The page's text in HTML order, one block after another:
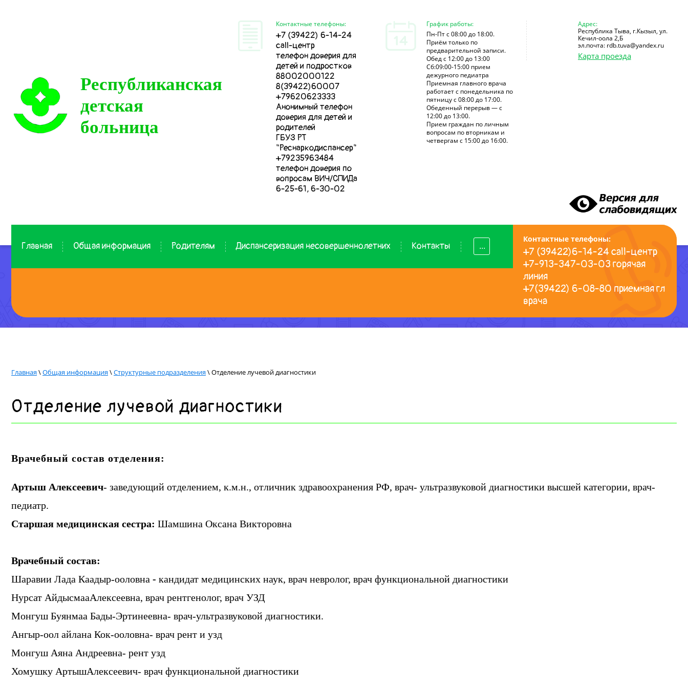
Республиканская
детская
больница
Контактные телефоны:
+7 (39422) 6-14-24
call-центр
телефон доверия для
детей и подростков
88002000122
8(39422)60007
+79620623333
Анонимный телефон
доверия для детей и
родителей
ГБУЗ РТ
"Реснаркодиспансер"
+79235963484
телефон доверия по
вопросам ВИЧ/СПИДа
6-25-61, 6-30-02
График работы:
Пн-Пт с 08:00 до 18:00.
Приём только по
предварительной записи.
Обед с 12:00 до 13:00
Сб:09:00-15:00 прием
дежурного педиатра
Приемная главного врача
работает с понедельника по
пятницу с 08:00 до 17:00.
Обеденный перерыв — с
12:00 до 13:00.
Прием граждан по личным
вопросам по вторникам и
четвергам с 15:00 до 16:00.
Адрес:
Республика Тыва, г.Кызыл, ул.
Кечил-оола 2,Б
эл.почта: rdb.tuva@yandex.ru
Карта проезда
Главная Общая информация Родителям Диспансеризация несовершеннолетних Контакты ...
Контактные телефоны:
+7 (39422)6-14-24 call-центр
+7-913-347-03-03 горячая
линия
+7(39422) 6-08-80 приемная гл
врача
Главная\Общая информация\Структурные подразделения\ Отделение лучевой диагностики
Отделение лучевой диагностики
Врачебный состав отделения:
Артыш Алексеевич- заведующий отделением, к.м.н., отличник здравоохранения РФ, врач- ультразвуковой диагностики высшей категории, врач-
педиатр.
Старшая медицинская сестра: Шамшина Оксана Викторовна
Врачебный состав:
Шаравии Лада Каадыр-ооловна - кандидат медицинских наук, врач невролог, врач функциональной диагностики
Нурсат АйдысмааАлексеевна, врач рентгенолог, врач УЗД
Монгуш Буянмаа Бады-Эртинеевна- врач-ультразвуковой диагностики.
Ангыр-оол айлана Кок-ооловна- врач рент и узд
Монгуш Аяна Андреевна- рент узд
Хомушку АртышАлексеевич- врач функциональной диагностики